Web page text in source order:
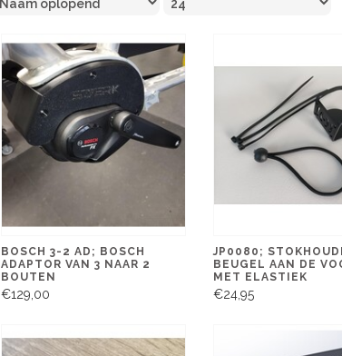
BOSCH 3-2 AD; BOSCH
ADAPTOR VAN 3 NAAR 2
BOUTEN
€129,00
JP0080;
BEUGEL AAN DE
MET ELASTIEK
€24,95